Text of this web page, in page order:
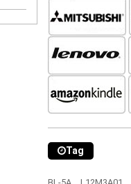
Tag